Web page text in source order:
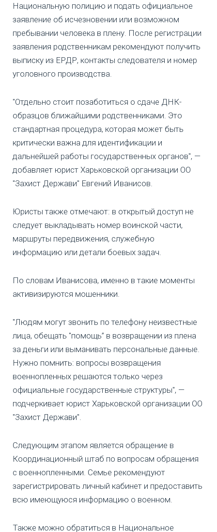
Национальную полицию и подать официальное
заявление об исчезновении или возможном
пребывании человека в плену. После регистрации
заявления родственникам рекомендуют получить
выписку из ЕРДР, контакты следователя и номер
уголовного производства.
"Отдельно стоит позаботиться о сдаче ДНК-
образцов ближайшими родственниками. Это
стандартная процедура, которая может быть
критически важна для идентификации и
дальнейшей работы государственных органов", —
добавляет юрист Харьковской организации ОО
"Захист Держави" Евгений Иванисов.
Юристы также отмечают: в открытый доступ не
следует выкладывать номер воинской части,
маршруты передвижения, служебную
информацию или детали боевых задач.
По словам Иванисова, именно в такие моменты
активизируются мошенники.
"Людям могут звонить по телефону неизвестные
лица, обещать "помощь” в возвращении из плена
за деньги или выманивать персональные данные.
Нужно помнить: вопросы возвращения
военнопленных решаются только через
официальные государственные структуры", —
подчеркивает юрист Харьковской организации ОО
"Захист Держави".
Следующим этапом является обращение в
Координационный штаб по вопросам обращения
с военнопленными. Семье рекомендуют
зарегистрировать личный кабинет и предоставить
всю имеющуюся информацию о военном.
Также можно обратиться в Национальное